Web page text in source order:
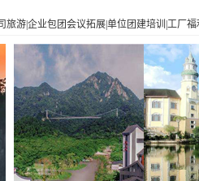
旅游|企业包团会议拓展|单位团建培训|工厂